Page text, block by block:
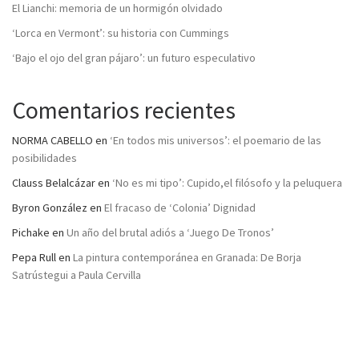
El Lianchi: memoria de un hormigón olvidado
‘Lorca en Vermont’: su historia con Cummings
‘Bajo el ojo del gran pájaro’: un futuro especulativo
Comentarios recientes
NORMA CABELLO en ‘En todos mis universos’: el poemario de las
posibilidades
Clauss Belalcázaren ‘No es mi tipo’: Cupido,el filósofo y la peluquera
Byron González en El fracaso de ‘Colonia’ Dignidad
Pichake en Un año del brutal adiós a ‘Juego De Tronos’
Pepa Rullen La pintura contemporánea en Granada: De Borja
Satrústegui a Paula Cervilla